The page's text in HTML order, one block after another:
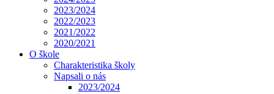
2023/2024
2022/2023
2021/2022
2020/2021
O škole
Charakteristika školy
Napsali o nás
2023/2024